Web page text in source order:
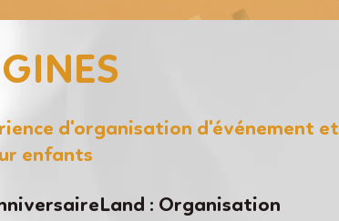
d'organisation d'événement et
enfants
: Organisation